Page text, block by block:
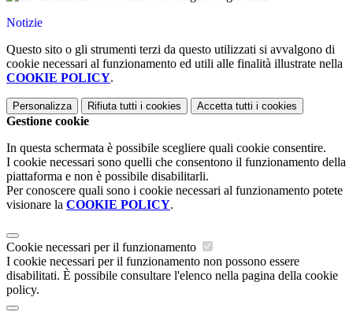
Notizie
Questo sito o gli strumenti terzi da questo utilizzati si avvalgono di
cookie necessari al funzionamento ed utili alle finalità illustrate nella
COOKIE POLICY.
Personalizza Rifiuta tutti i cookies Accetta tutti i cookies
Gestione cookie
In questa schermata è possibile scegliere quali cookie consentire.
I cookie necessari sono quelli che consentono il funzionamento della
piattaforma e non è possibile disabilitarli.
Per conoscere quali sono i cookie necessari al funzionamento potete
visionare la COOKIE POLICY.
Cookie necessari per il funzionamento
I cookie necessari per il funzionamento non possono essere
disabilitati. È possibile consultare l'elenco nella pagina della cookie
policy.